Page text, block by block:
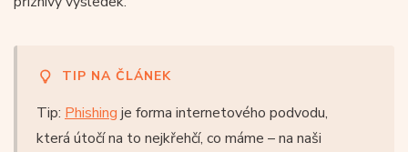
TIP NA ČLÁNEK
Tip: Phishing je forma internetového podvodu,
která útočí na to nejkřehčí, co máme – na naši